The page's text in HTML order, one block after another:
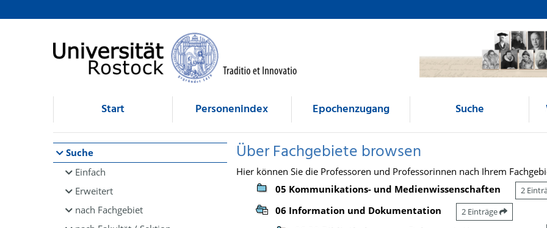
Browsen
direkt zum Inhalt
Start Personenindex Epochenzugang Suche
Suche
Einfach
Erweitert
nach Fachgebiet
Über Fachgebiete browsen
Hier können Sie die Professoren und Professorinnen nach Ihrem
05 Kommunikations- und Medienwissenschaften
2
06 Information und Dokumentation 2 Einträge